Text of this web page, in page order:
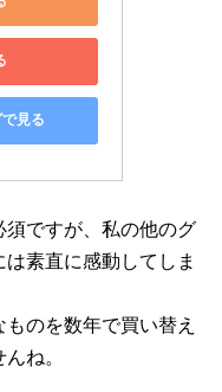
見る
ですが、私の他のグ
素直に感動してしま
のを数年で買い替え
ね。